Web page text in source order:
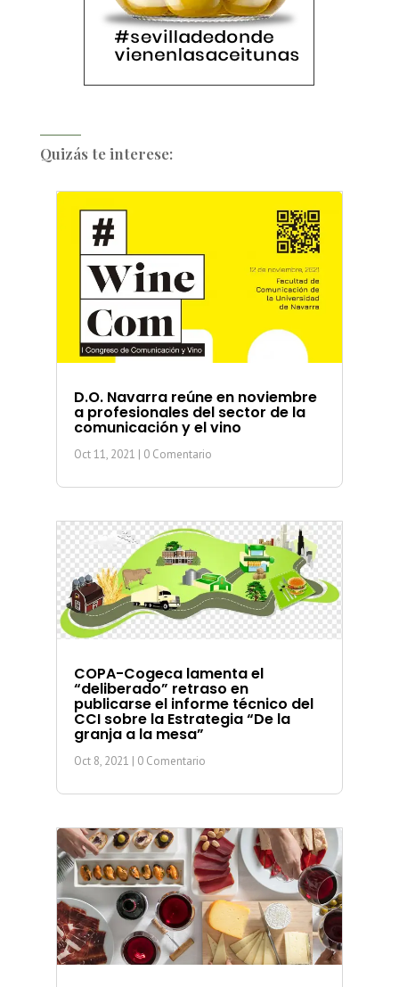
Quizás te interese:
D.O. Navarra reúne en noviembre
a profesionales del sector de la
comunicación y el vino
Oct 11, 2021 | 0 Comentario
COPA-Cogeca lamenta el
“deliberado” retraso en
publicarse el informe técnico del
CCI sobre la Estrategia “De la
granja a la mesa”
Oct 8, 2021 | 0 Comentario